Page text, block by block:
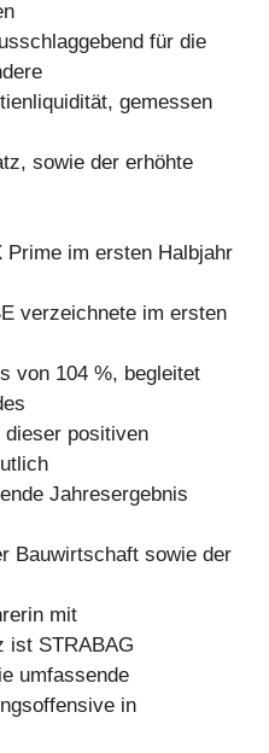
für die
gemessen
sowie der erhöhte
Prime im ersten Halbjahr
verzeichnete im ersten
von 104 %, begleitet
dieser positiven
Jahresergebnis
Bauwirtschaft sowie der
mit
ist STRABAG
umfassende
in